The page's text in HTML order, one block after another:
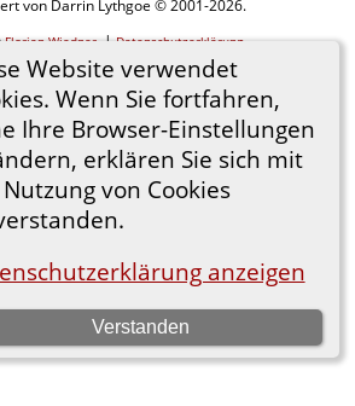
Website verwendet
Wenn Sie fortfahren,
Ihre Browser-Einstellungen
erklären Sie sich mit
von Cookies
anzeigen
Verstanden
von Darrin Lythgoe © 2001-2026.
Florian Wiedner. |Datenschutzerklärung.
Webseite wechseln